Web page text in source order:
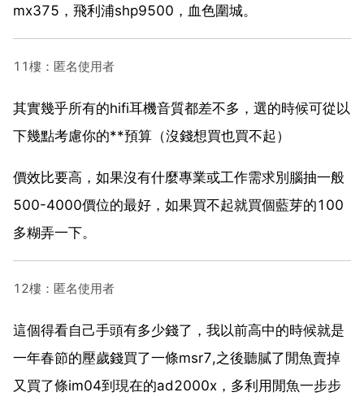
mx375，飛利浦shp9500，血色圍城。
11樓：匿名使用者
其實幾乎所有的hifi耳機音質都差不多，選的時候可從以
下幾點考慮你的**預算（沒錢想買也買不起）
價效比要高，如果沒有什麼專業或工作需求別腦抽一般
500-4000價位的最好，如果買不起就買個藍芽的100
多糊弄一下。
12樓：匿名使用者
這個得看自己手頭有多少錢了，我以前高中的時候就是
一年春節的壓歲錢買了一條msr7,之後聽膩了閒魚賣掉
又買了條im04到現在的ad2000x，多利用閒魚一步步